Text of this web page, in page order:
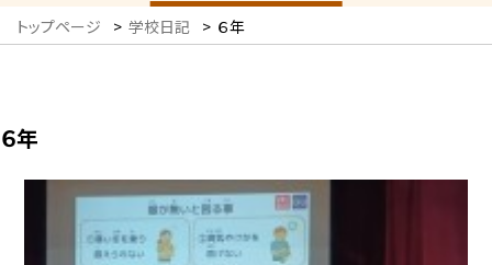
トップページ > 学校日記 > ６年
６年